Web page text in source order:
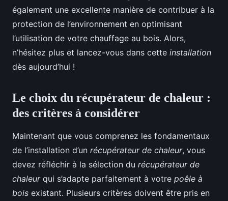
également une excellente manière de contribuer à la
protection de l’environnement en optimisant
l’utilisation de votre chauffage au bois. Alors,
n’hésitez plus et lancez-vous dans cette installation
dès aujourd’hui !
Le choix du récupérateur de chaleur :
des critères à considérer
Maintenant que vous comprenez les fondamentaux
de l’installation d’un récupérateur de chaleur, vous
devez réfléchir à la sélection du récupérateur de
chaleurqui s’adapte parfaitement à votre poêle à
bois existant. Plusieurs critères doivent être pris en